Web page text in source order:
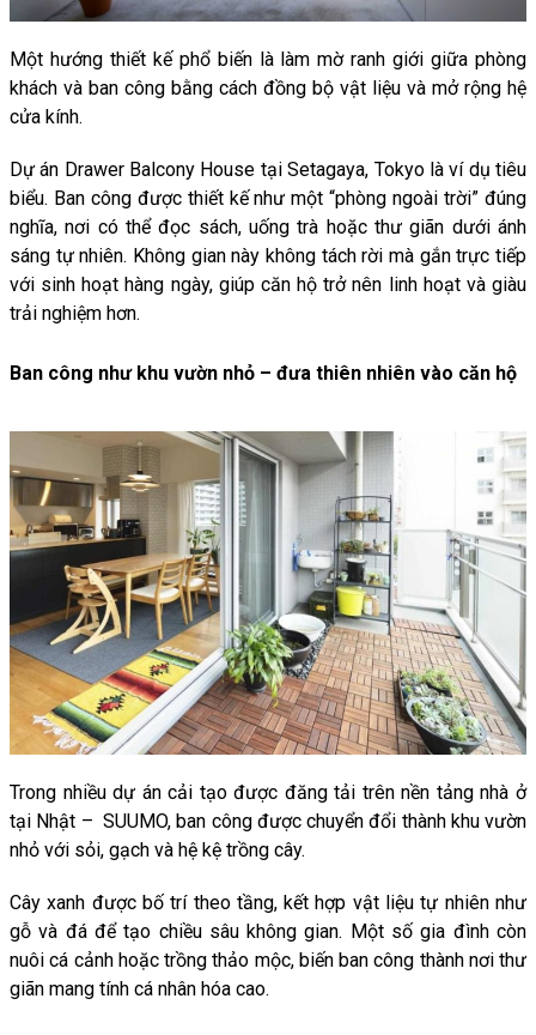
Một hướng thiết kế phổ biến là làm mờ ranh giới giữa phòng
khách và ban công bằng cách đồng bộ vật liệu và mở rộng hệ
cửa kính.
Dự án Drawer Balcony House tại Setagaya, Tokyo là ví dụ tiêu
biểu. Ban công được thiết kế như một “phòng ngoài trời” đúng
nghĩa, nơi có thể đọc sách, uống trà hoặc thư giãn dưới ánh
sáng tự nhiên. Không gian này không tách rời mà gắn trực tiếp
với sinh hoạt hàng ngày, giúp căn hộ trở nên linh hoạt và giàu
trải nghiệm hơn.
Ban công như khu vườn nhỏ – đưa thiên nhiên vào căn hộ
Trong nhiều dự án cải tạo được đăng tải trên nền tảng nhà ở
tại Nhật – SUUMO, ban công được chuyển đổi thành khu vườn
nhỏ với sỏi, gạch và hệ kệ trồng cây.
Cây xanh được bố trí theo tầng, kết hợp vật liệu tự nhiên như
gỗ và đá để tạo chiều sâu không gian. Một số gia đình còn
nuôi cá cảnh hoặc trồng thảo mộc, biến ban công thành nơi thư
giãn mang tính cá nhân hóa cao.